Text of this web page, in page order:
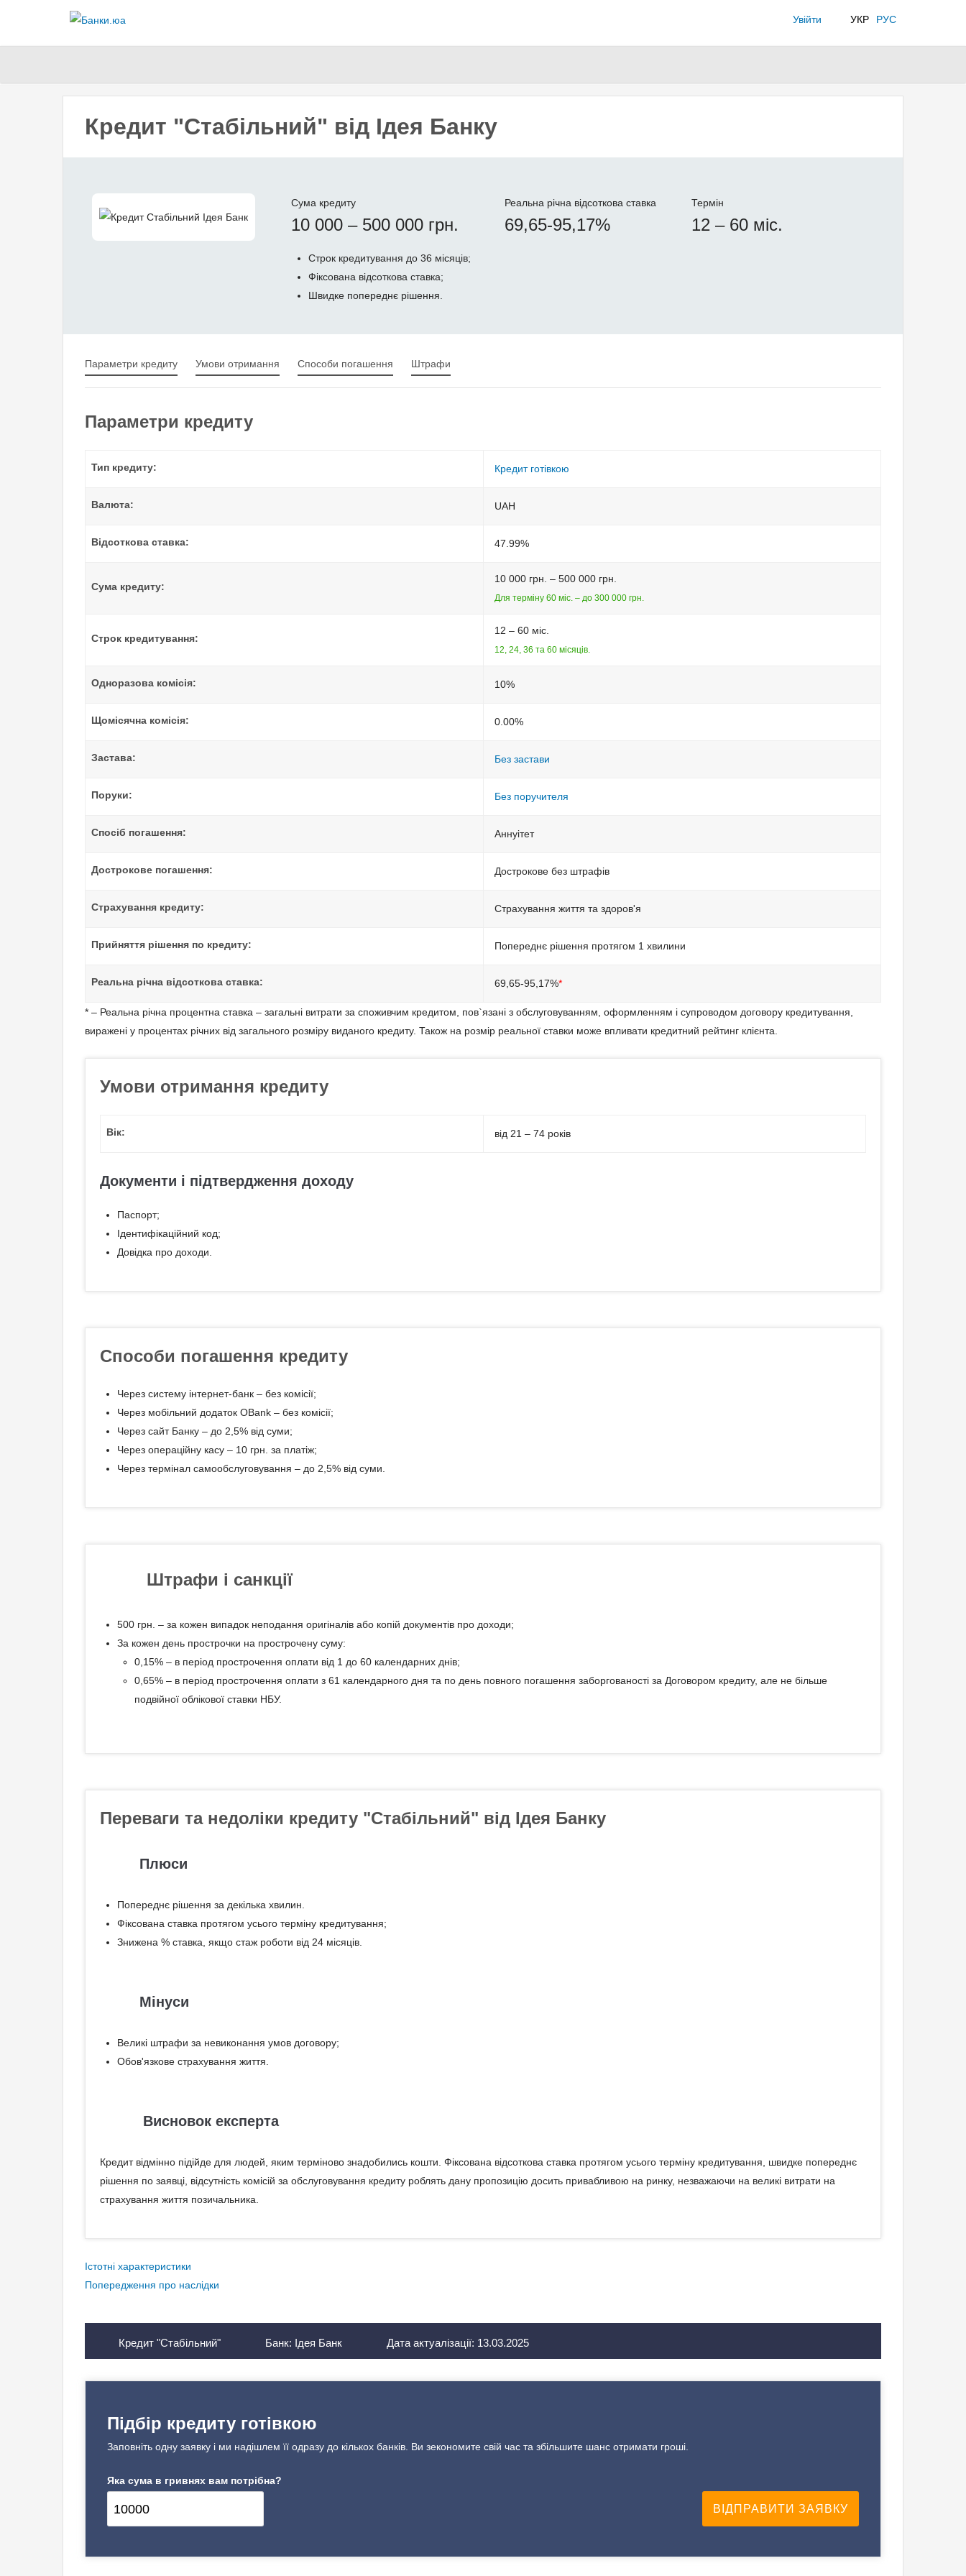
Увійти УКР РУС
Кредит "Стабільний" від Ідея Банку
Сума кредиту
10 000 – 500 000 грн.
Реальна річна відсоткова ставка
69,65-95,17%
Термін
12 – 60 міс.
Строк кредитування до 36 місяців;
Фіксована відсоткова ставка;
Швидке попереднє рішення.
Параметри кредиту Умови отримання Способи погашення Штрафи
Параметри кредиту
Тип кредиту: Кредит готівкою
Валюта: UAH
Відсоткова ставка: 47.99%
Сума кредиту:
10 000 грн. – 500 000 грн.
Для терміну 60 міс. – до 300 000 грн.
Строк кредитування:
12 – 60 міс.
12, 24, 36 та 60 місяців.
Одноразова комісія: 10%
Щомісячна комісія: 0.00%
Застава: Без застави
Поруки: Без поручителя
Спосіб погашення: Aннуітет
Дострокове погашення: Дострокове без штрафів
Страхування кредиту: Страхування життя та здоров'я
Прийняття рішення по кредиту: Попереднє рішення протягом 1 хвилини
Реальна річна відсоткова ставка: 69,65-95,17%*
* – Реальна річна процентна ставка – загальні витрати за споживчим кредитом, пов`язані з обслуговуванням, оформленням і супроводом договору кредитування,
виражені у процентах річних від загального розміру виданого кредиту. Також на розмір реальної ставки може впливати кредитний рейтинг клієнта.
Умови отримання кредиту
Вік: від 21 – 74 років
Документи і підтвердження доходу
Паспорт;
Ідентифікаційний код;
Довідка про доходи.
Способи погашення кредиту
Через систему інтернет-банк – без комісії;
Через мобільний додаток OBank – без комісії;
Через сайт Банку – до 2,5% від суми;
Через операційну касу – 10 грн. за платіж;
Через термінал самообслуговування – до 2,5% від суми.
Штрафи і санкції
500 грн. – за кожен випадок неподання оригіналів або копій документів про доходи;
За кожен день прострочки на прострочену суму:
0,15% – в період прострочення оплати від 1 до 60 календарних днів;
0,65% – в період прострочення оплати з 61 календарного дня та по день повного погашення заборгованості за Договором кредиту, але не більше
подвійної облікової ставки НБУ.
Переваги та недоліки кредиту "Стабільний" від Ідея Банку
Плюси
Попереднє рішення за декілька хвилин.
Фіксована ставка протягом усього терміну кредитування;
Знижена % ставка, якщо стаж роботи від 24 місяців.
Мінуси
Великі штрафи за невиконання умов договору;
Обов'язкове страхування життя.
Висновок експерта
Кредит відмінно підійде для людей, яким терміново знадобились кошти. Фіксована відсоткова ставка протягом усього терміну кредитування, швидке попереднє
рішення по заявці, відсутність комісій за обслуговування кредиту роблять дану пропозицію досить привабливою на ринку, незважаючи на великі витрати на
страхування життя позичальника.
Істотні характеристики
Попередження про наслідки
Кредит "Стабільний" Банк: Ідея Банк Дата актуалізації: 13.03.2025
Підбір кредиту готівкою
Заповніть одну заявку і ми надішлем її одразу до кількох банків. Ви зекономите свій час та збільшите шанс отримати гроші.
Яка сума в гривнях вам потрібна?